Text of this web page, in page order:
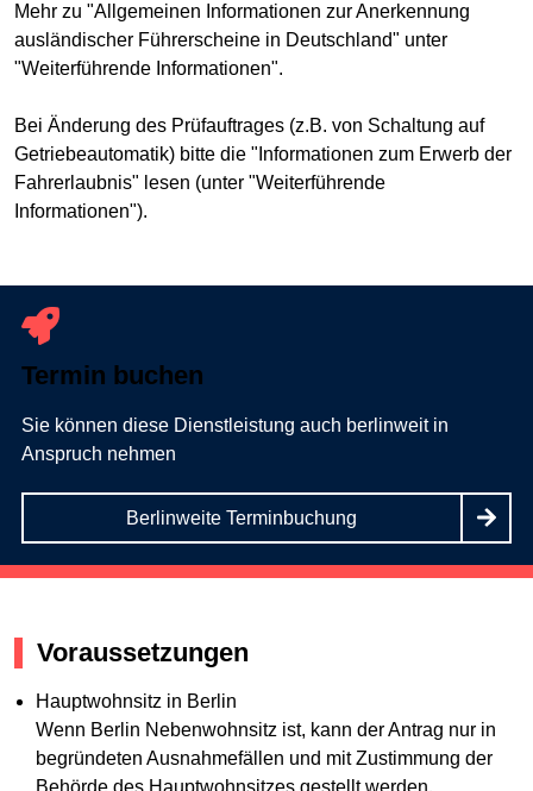
Mehr zu "Allgemeinen Informationen zur Anerkennung
ausländischer Führerscheine in Deutschland" unter
"Weiterführende Informationen".
Bei Änderung des Prüfauftrages (z.B. von Schaltung auf
Getriebeautomatik) bitte die "Informationen zum Erwerb der
Fahrerlaubnis" lesen (unter "Weiterführende
Informationen").
Termin buchen
Sie können diese Dienstleistung auch berlinweit in
Anspruch nehmen
Berlinweite Terminbuchung
Voraussetzungen
Hauptwohnsitz in Berlin
Wenn Berlin Nebenwohnsitz ist, kann der Antrag nur in
begründeten Ausnahmefällen und mit Zustimmung der
Behörde des Hauptwohnsitzes gestellt werden.